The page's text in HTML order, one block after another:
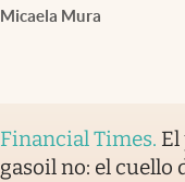
Micaela Mura
Financial Times. El
gasoil no: el cuello